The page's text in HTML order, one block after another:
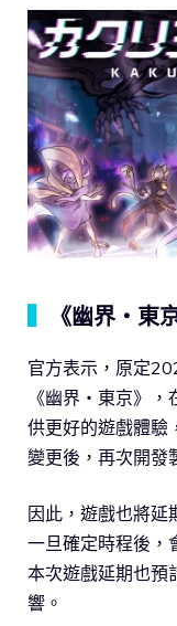
《幽界・東
官方表示，原定
《幽界・東京》
供更好的遊戲體驗
變更後，再次開發
因此，遊戲也將延
一旦確定時程後，
本次遊戲延期也預
響。